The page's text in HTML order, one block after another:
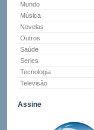
Mundo
Música
Novelas
Outros
Saúde
Series
Tecnologia
Televisão
Assine